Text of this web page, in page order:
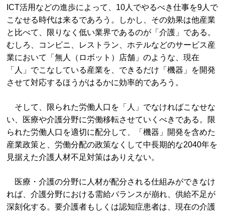
ICT活用などの進歩によって、10人でやるべき仕事を9人で
こなせる時代は来るであろう。しかし、その効果は他産業
と比べて、限りなく低い業界であるのが「介護」である。
むしろ、コンビニ、レストラン、ホテルなどのサービス産
業において「無人（ロボット）店舗」のような、現在
「人」でこなしている産業を、できるだけ「機器」を開発
させて対応するほうがはるかに効率的であろう。
そして、限られた労働人口を「人」でなければこなせな
い、医療や介護分野に労働移転させていくべきである。限
られた労働人口を適切に配分して、「機器」開発を含めた
産業政策と、労働分配の政策なくして中長期的な2040年を
見据えた介護人材不足対策はありえない。
医療・介護の分野に人材が配分される仕組みができなけ
れば、介護分野における需給バランスが崩れ、供給不足が
深刻化する。要介護者もしくは認知症患者は、現在の介護